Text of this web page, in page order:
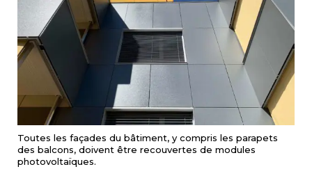
Toutes les façades du bâtiment, y compris les parapets
des balcons, doivent être recouvertes de modules
photovoltaïques.